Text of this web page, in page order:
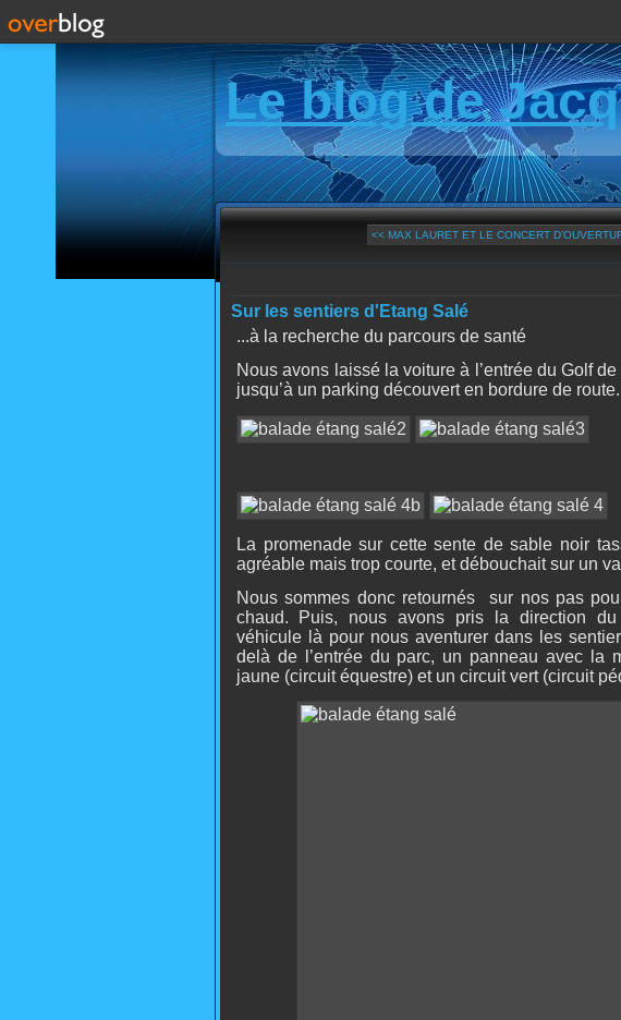
Le blog de
<< MAX LAURET ET LE CONCERT
Sur les sentiers d'Etang Salé
...à la recherche du parcours de santé
Nous avons laissé la voiture à l’entrée du Golf
jusqu’à un parking découvert en bordure de route.
La promenade sur cette sente de sable noir
agréable mais trop courte, et débouchait sur un
Nous sommes donc retournés
sur nos pas
chaud.
Puis, nous avons pris la direction
véhicule là pour nous aventurer dans les
delà de l’entrée du parc, un panneau avec la
jaune (circuit équestre) et un circuit vert (circuit